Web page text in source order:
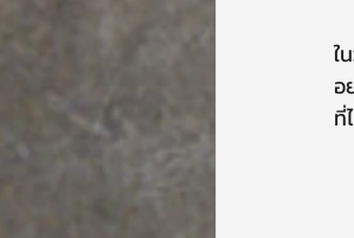
ใ
อ
ที่